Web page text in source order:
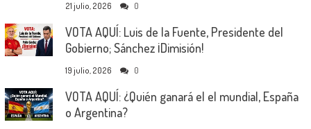
21 julio, 2026 0
VOTA AQUÍ: Luis de la Fuente, Presidente del
Gobierno; Sánchez ¡Dimisión!
19 julio, 2026 0
VOTA AQUÍ: ¿Quién ganará el el mundial, España
o Argentina?